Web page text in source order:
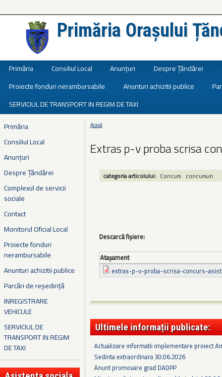
Primăria Orașului
Primăria Consiliul Local Anunțuri Despre Țăndărei
Proiecte fonduri nerambursabile
Anunturi achizitii publice
SERVICIUL DE TRANSPORT IN REGIM DE TAXI
Primăria
Consiliul Local
Anunțuri
Despre Țăndărei
Complexul de servicii
sociale
Contact
Monitorul Oficial Local
Proiecte fonduri
nerambursabile
Anunturi achizitii publice
Parcări de reședință
INREGISTRARE
VEHICULE
SERVICIUL DE
TRANSPORT IN REGIM
DE TAXI
Eşti aici
Acasă
Extras p-v proba scrisa
categoria articolului: Concurs concursuri
Descarcă fișiere:
Ataşament
extras-p-v-proba-scrisa-concurs-
Ultimele informații publicate:
Actualizare informatii implementare proiect
Sedinta extraordinara 30.06.2026
Anunt promovare grad DADPP